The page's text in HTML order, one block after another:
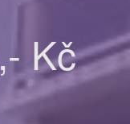
Kč